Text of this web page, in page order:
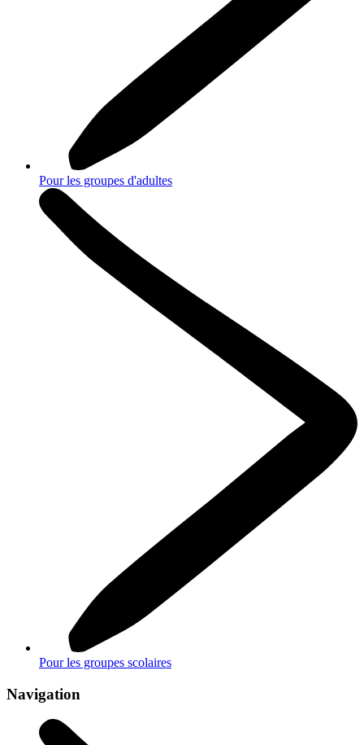
Pour les groupes d'adultes
Pour les groupes scolaires
Navigation